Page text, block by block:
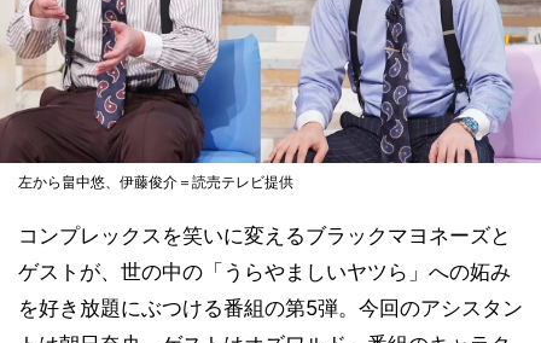
左から畠中悠、伊藤俊介＝読売テレビ提供
コンプレックスを笑いに変えるブラックマヨネーズと
ゲストが、世の中の「うらやましいヤツら」への妬み
を好き放題にぶつける番組の第5弾。今回のアシスタン